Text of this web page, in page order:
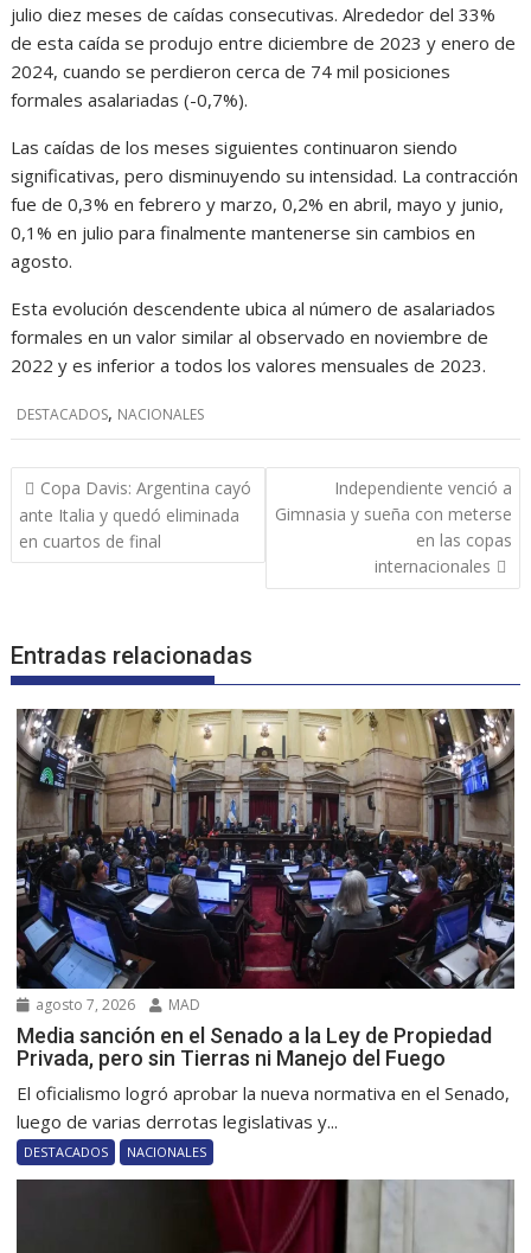
julio diez meses de caídas consecutivas. Alrededor del 33%
de esta caída se produjo entre diciembre de 2023 y enero de
2024, cuando se perdieron cerca de 74 mil posiciones
formales asalariadas (-0,7%).
Las caídas de los meses siguientes continuaron siendo
significativas, pero disminuyendo su intensidad. La contracción
fue de 0,3% en febrero y marzo, 0,2% en abril, mayo y junio,
0,1% en julio para finalmente mantenerse sin cambios en
agosto.
Esta evolución descendente ubica al número de asalariados
formales en un valor similar al observado en noviembre de
2022 y es inferior a todos los valores mensuales de 2023.
DESTACADOS, NACIONALES
Navegación
de
entradas
Copa Davis: Argentina cayó
ante Italia y quedó eliminada
en cuartos de final
Independiente venció a
Gimnasia y sueña con meterse
en las copas
internacionales
Entradas relacionadas
agosto 7, 2026 MAD
Media sanción en el Senado a la Ley de Propiedad
Privada, pero sin Tierras ni Manejo del Fuego
El oficialismo logró aprobar la nueva normativa en el Senado,
luego de varias derrotas legislativas y...
DESTACADOS NACIONALES